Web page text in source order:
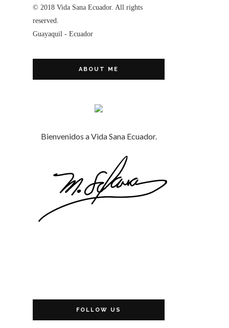
© 2018 Vida Sana Ecuador. All rights
reserved.
Guayaquil - Ecuador
ABOUT ME
Bienvenidos a Vida Sana Ecuador.
FOLLOW US